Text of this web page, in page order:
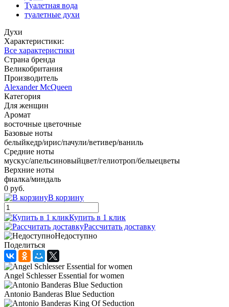
Туалетная вода
туалетные духи
Духи
Характеристики:
Все характеристики
Страна бренда
Великобритания
Производитель
Alexander McQueen
Категория
Для женщин
Аромат
восточные цветочные
Базовые ноты
белыйкедр/ирис/пачули/ветивер/ваниль
Средние ноты
мускус/апельсиновыйцвет/гелиотроп/белыецветы
Верхние ноты
фиалка/миндаль
0 руб.
В корзину
Купить в 1 клик
Рассчитать доставку
Недоступно
Поделиться
Angel Schlesser Essential for women
Antonio Banderas Blue Seduction